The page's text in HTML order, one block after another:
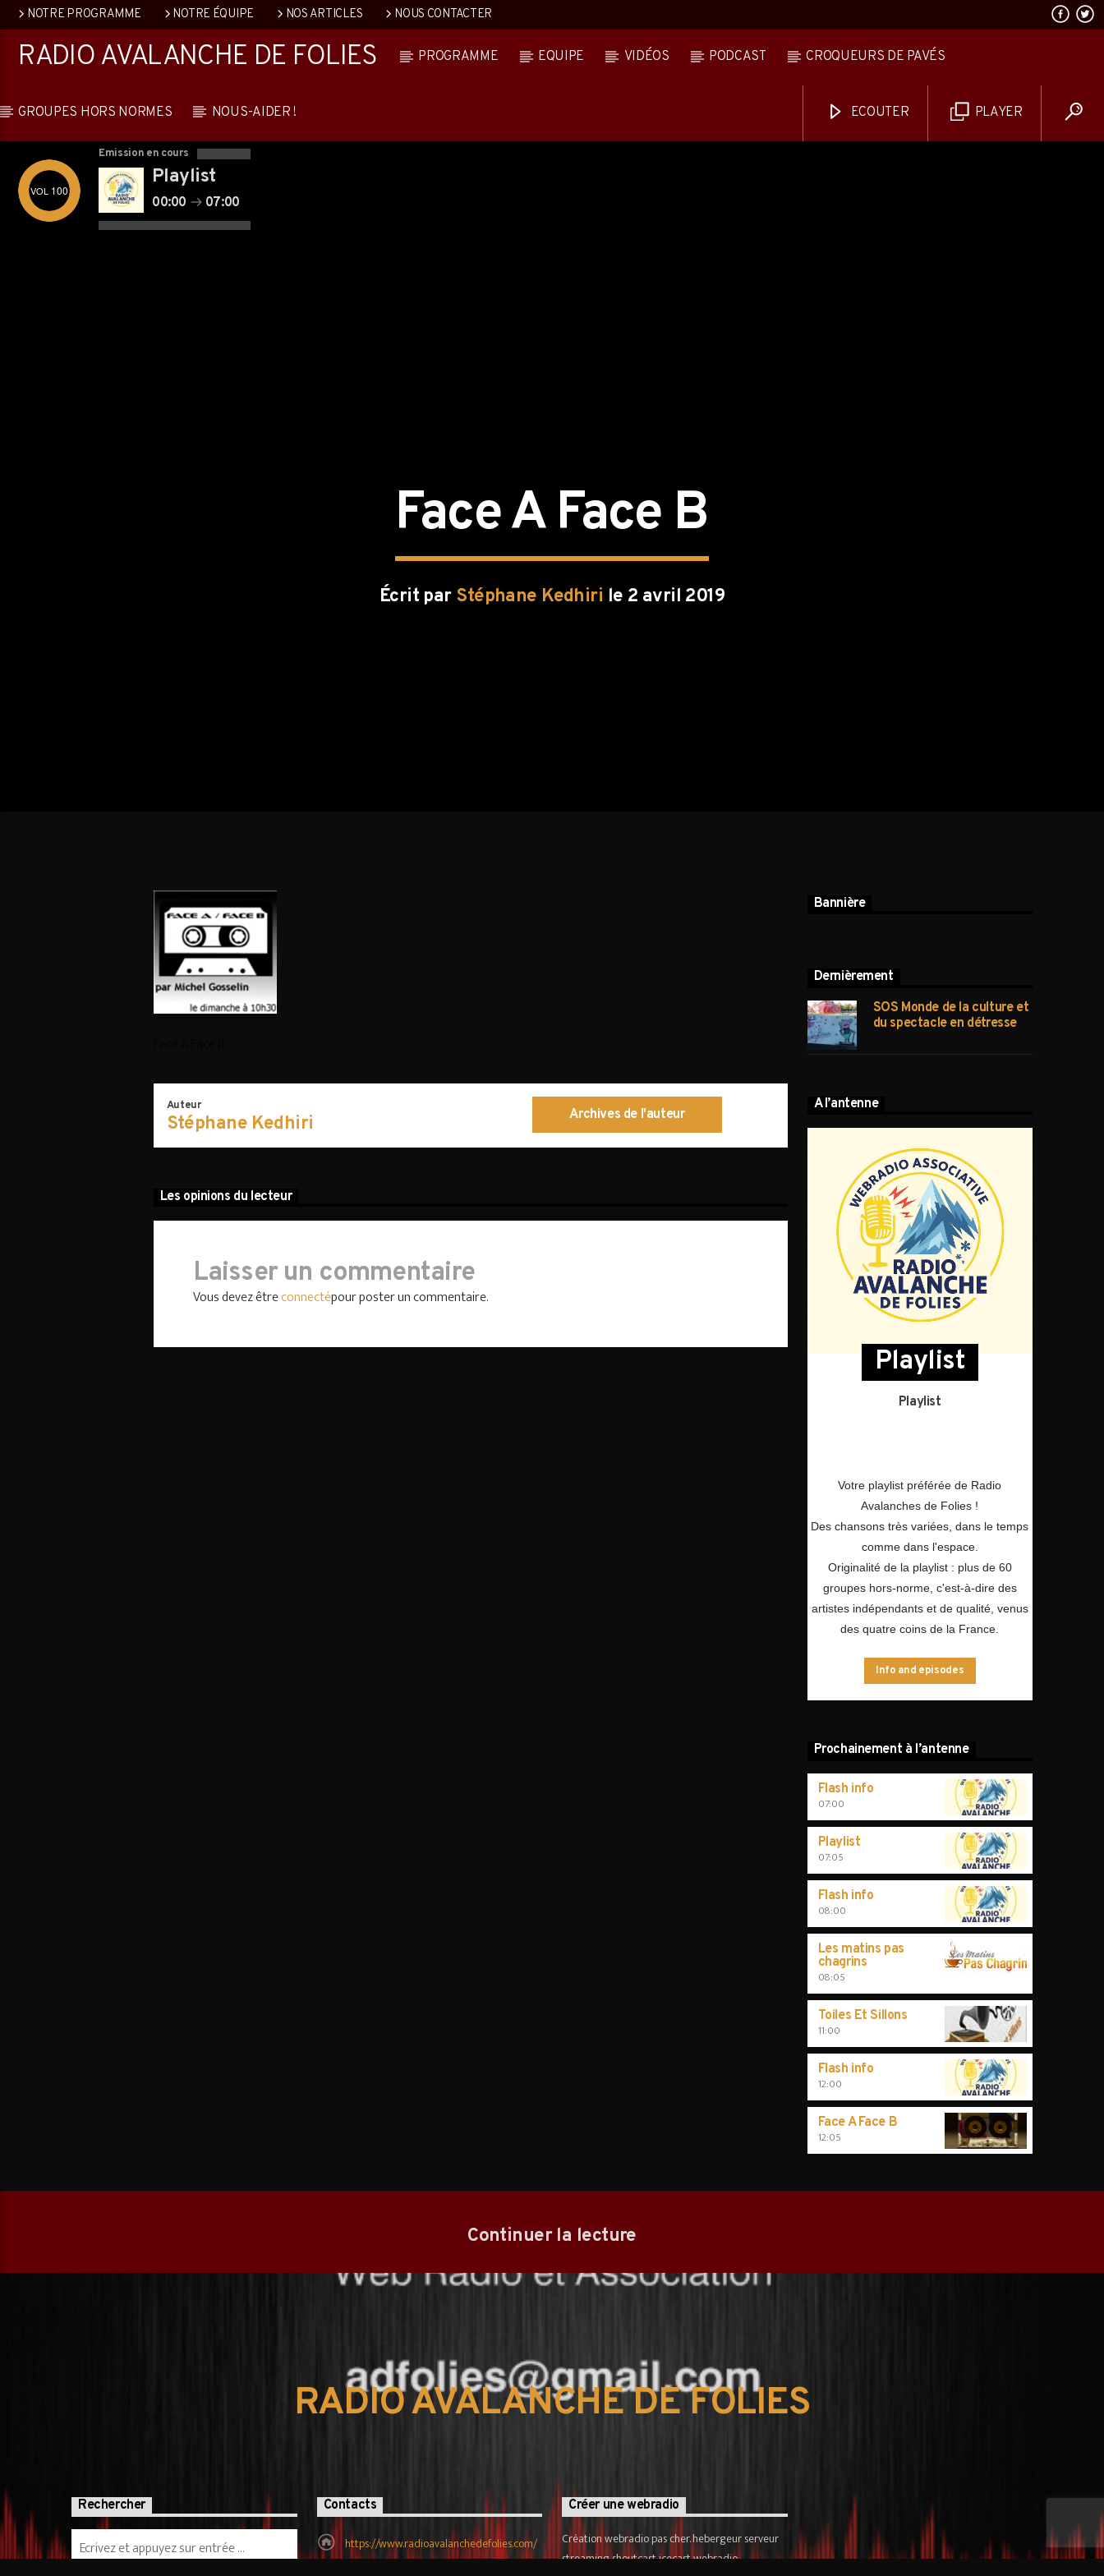
NOTRE PROGRAMME NOTRE ÉQUIPE NOS ARTICLES NOUS CONTACTER
RADIO AVALANCHE DE FOLIES PROGRAMME EQUIPE VIDÉOS PODCAST CROQUEURS DE PAVÉS
GROUPES HORS NORMES NOUS-AIDER ! PLAYER
ECOUTER
100
Emission en cours
Playlist
00:00 07:00
Face A Face B
Écrit par Stéphane Kedhiri le 2 avril 2019
Auteur
Stéphane Kedhiri Archives de l'auteur
Les opinions du lecteur
Laisser un commentaire
Vous devez êtreconnectépour poster un commentaire.
Bannière
Dernièrement
SOS Monde de la culture et
du spectacle en détresse
A l’antenne
Playlist
Playlist
Votre playlist préférée de Radio
Avalanches de Folies !
Des chansons très variées, dans le temps
comme dans l'espace.
Originalité de la playlist : plus de 60
groupes hors-norme, c'est-à-dire des
artistes indépendants et de qualité, venus
des quatre coins de la France.
Info and episodes
Prochainement à l’antenne
Flash info
07:00
Playlist
07:05
Flash info
08:00
Les matins pas
chagrins
08:05
Toiles Et Sillons
11:00
Flash info
12:00
Face A Face B
12:05
Continuer la lecture
RADIO AVALANCHE DE FOLIES
Rechercher Contacts
https://www.radioavalanchedefolies.com/
Créer une webradio
Création webradio pas cher. hebergeur serveur
streaming shoutcast icecast webradio.